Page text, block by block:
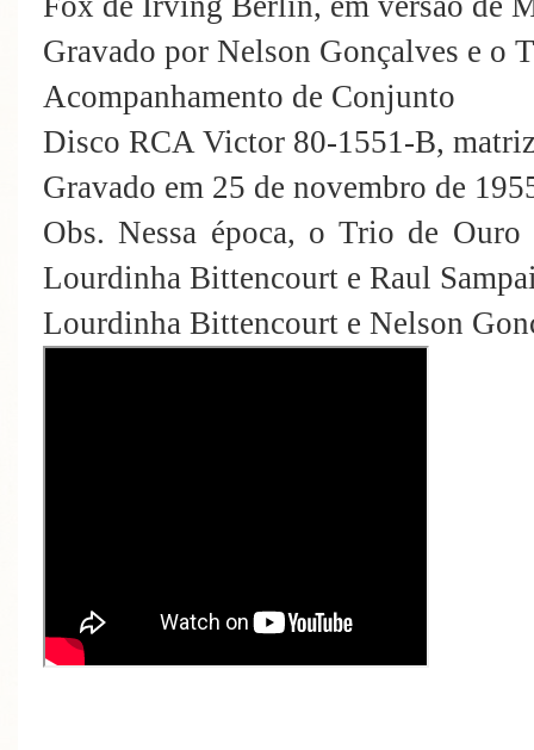
Gravado por Nelson Gonçalves e o
Acompanhamento de Conjunto
Disco RCA Victor 80-1551-B,
Gravado em 25 de novembro de
Obs. Nessa época, o Trio de
Lourdinha Bittencourt e Raul
Lourdinha Bittencourt e Nelson